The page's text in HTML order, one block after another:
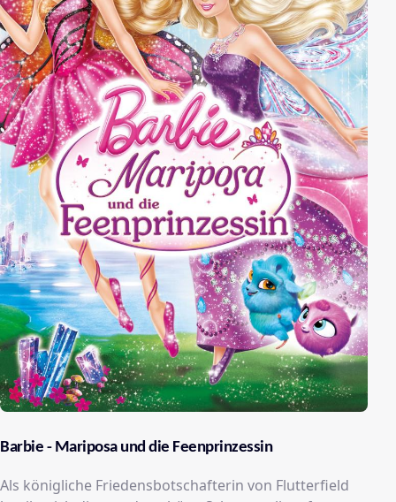
Barbie - Mariposa und die Feenprinzessin
Als königliche Friedensbotschafterin von Flutterfield